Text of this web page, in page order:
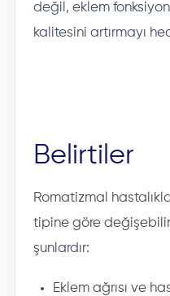
değil, eklem
kalitesini artırmayı
Belirtiler
Romatizmal
tipine göre
şunlardır:
Eklem ağrısı ve